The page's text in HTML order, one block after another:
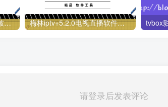
小苹果影视v1.0.9电视盒子破解版下载，继续免费白嫖直播和点播！ 梅林iptv+5.2.0电视直播软件下载，啥频道分类都有哦！密码24680！
请登录后发表评论